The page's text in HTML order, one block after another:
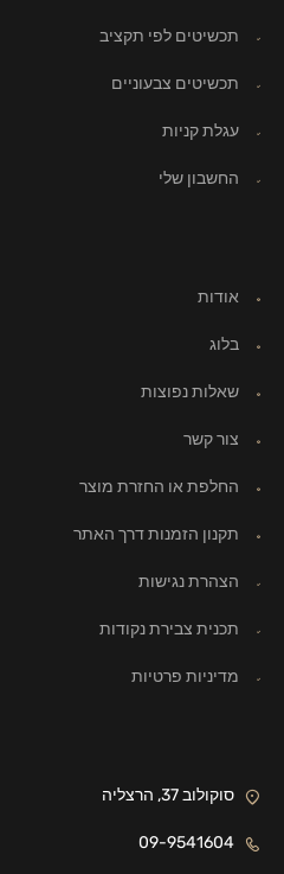
תכשיטים לפי תקציב
תכשיטים צבעוניים
עגלת קניות
החשבון שלי
אודות
בלוג
שאלות נפוצות
צור קשר
החלפת או החזרת מוצר
תקנון הזמנות דרך האתר
הצהרת נגישות
תכנית צבירת נקודות
מדיניות פרטיות
סוקולוב 37, הרצליה
09-9541604